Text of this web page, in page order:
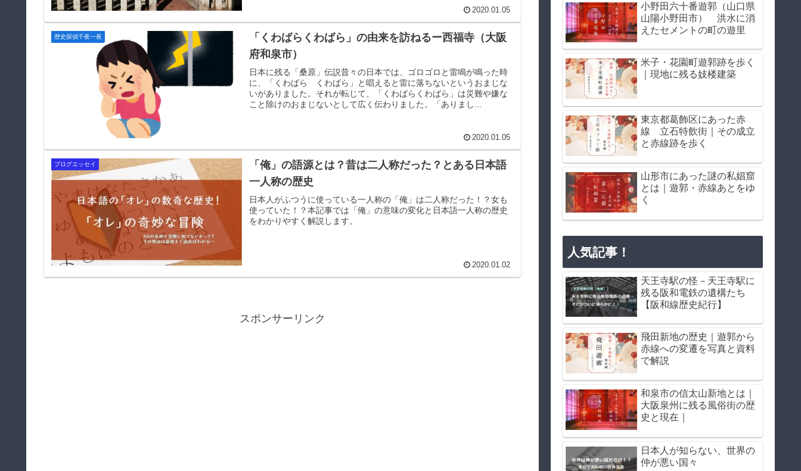
2020.01.05
歴史探偵千夜一夜
「くわばらくわばら」の由来を訪ねるー西福寺（大阪
府和泉市）
日本に残る「桑原」伝説昔々の日本では、ゴロゴロと雷鳴が鳴った時
に、「くわばら くわばら」と唱えると雷に落ちないというおまじな
いがありました。それが転じて、「くわばらくわばら」は災難や嫌な
こと除けのおまじないとして広く伝わりました。「ありまし...
2020.01.05
ブログエッセイ
「俺」の語源とは？昔は二人称だった？とある日本語
一人称の歴史
日本人がふつうに使っている一人称の「俺」は二人称だった！？女も
使っていた！？本記事では「俺」の意味の変化と日本語一人称の歴史
をわかりやすく解説します。
2020.01.02
スポンサーリンク
小野田六十番遊郭（山口県
山陽小野田市） 洪水に消
えたセメントの町の遊里
米子・花園町遊郭跡を歩く
｜現地に残る妓楼建築
東京都葛飾区にあった赤
線 立石特飲街｜その成立
と赤線跡を歩く
山形市にあった謎の私娼窟
とは｜遊郭・赤線あとをゆ
く
人気記事！
天王寺駅の怪－天王寺駅に
残る阪和電鉄の遺構たち
【阪和線歴史紀行】
飛田新地の歴史｜遊郭から
赤線への変遷を写真と資料
で解説
和泉市の信太山新地とは｜
大阪泉州に残る風俗街の歴
史と現在｜
日本人が知らない、世界の
仲が悪い国々